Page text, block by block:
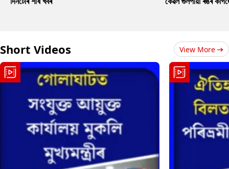
Short Videos View More